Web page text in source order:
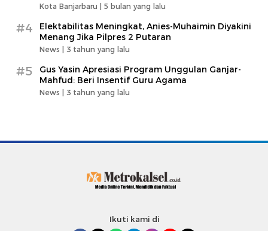
Kota Banjarbaru | 5 bulan yang lalu
#4
Elektabilitas Meningkat, Anies-Muhaimin Diyakini
Menang Jika Pilpres 2 Putaran
News | 3 tahun yang lalu
#5
Gus Yasin Apresiasi Program Unggulan Ganjar-
Mahfud: Beri Insentif Guru Agama
News | 3 tahun yang lalu
Ikuti kami di